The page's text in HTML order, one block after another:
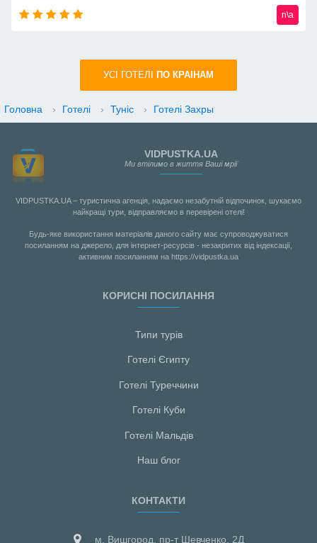
n\a
УСI ГОТЕЛІ ПО КРАIНАМ
Головна › Готелі › Туніс › Готелі Захры
VIDPUSTKA.UA
Ми втілимо в життя Ваші мрії
VIDPUSTKA.UA – туристична агенція, надаємо незабутній відпочинок, шукаємо
найкращі тури, відправляємо в перевірені отелі!
Будь-яке використання матеріалів даного сайту має супроводжуватися
посиланням на джерело, для інтернет-ресурсів - незакритих від індексації,
активним посиланням на https://vidpustka.ua
КОРИСНІ ПОСИЛАННЯ
Типи турів
Готелі Єгипту
Готелі Туреччини
Готелі Куби
Готелі Мальдiв
Наш блог
КОНТАКТИ
м. Вишгород, пр-т Шевченко, 2Д